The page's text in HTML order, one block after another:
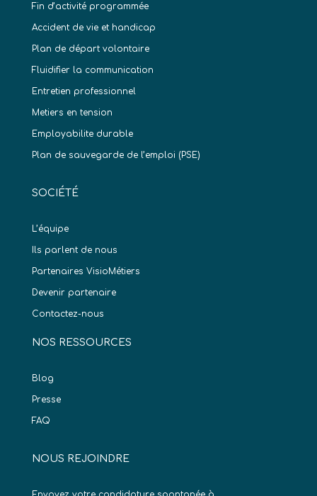
Fin d’activité programmée
Accident de vie et handicap
Plan de départ volontaire
Fluidifier la communication
Entretien professionnel
Metiers en tension
Employabilite durable
Plan de sauvegarde de l’emploi (PSE)
SOCIÉTÉ
L’équipe
Ils parlent de nous
Partenaires VisioMétiers
Devenir partenaire
Contactez-nous
NOS RESSOURCES
Blog
Presse
FAQ
NOUS REJOINDRE